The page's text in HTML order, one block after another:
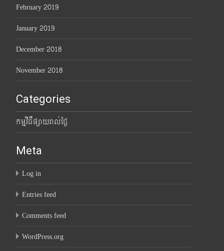
February 2019
January 2019
December 2018
November 2018
Categories
កម្មវិធីផ្សាយរាល់ថ្ងៃ
Meta
Log in
Entries feed
Comments feed
WordPress.org